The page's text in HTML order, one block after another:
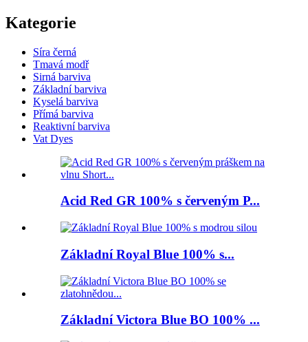
Kategorie
Síra černá
Tmavá modř
Sirná barviva
Základní barviva
Kyselá barviva
Přímá barviva
Reaktivní barviva
Vat Dyes
Acid Red GR 100% s červeným P...
Základní Royal Blue 100% s...
Základní Victora Blue BO 100% ...